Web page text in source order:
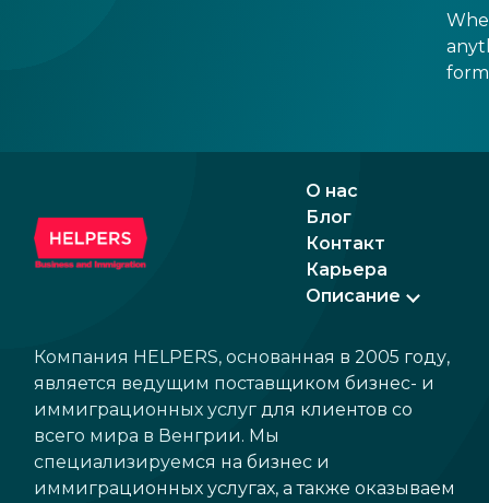
О нас
Блог
Контакт
Карьера
Описание
Компания HELPERS, основанная в 2005 году,
является ведущим поставщиком бизнес- и
иммиграционных услуг для клиентов со
всего мира в Венгрии. Мы
специализируемся на бизнес и
иммиграционных услугах, а также оказываем